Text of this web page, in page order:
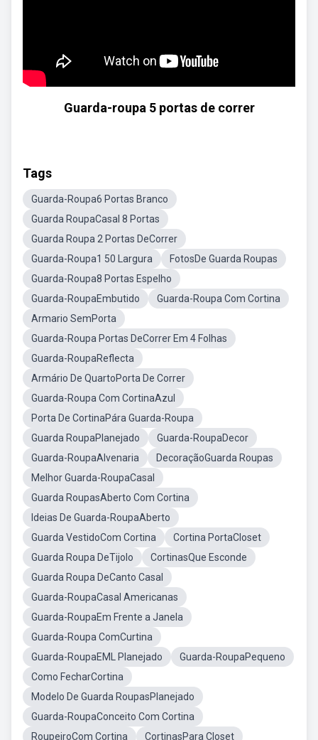
Guarda-roupa 5 portas de correr
Tags
Guarda-Roupa6 Portas Branco
Guarda RoupaCasal 8 Portas
Guarda Roupa 2 Portas DeCorrer
Guarda-Roupa1 50 Largura
FotosDe Guarda Roupas
Guarda-Roupa8 Portas Espelho
Guarda-RoupaEmbutido
Guarda-Roupa Com Cortina
Armario SemPorta
Guarda-Roupa Portas DeCorrer Em 4 Folhas
Guarda-RoupaReflecta
Armário De QuartoPorta De Correr
Guarda-Roupa Com CortinaAzul
Porta De CortinaPára Guarda-Roupa
Guarda RoupaPlanejado
Guarda-RoupaDecor
Guarda-RoupaAlvenaria
DecoraçãoGuarda Roupas
Melhor Guarda-RoupaCasal
Guarda RoupasAberto Com Cortina
Ideias De Guarda-RoupaAberto
Guarda VestidoCom Cortina
Cortina PortaCloset
Guarda Roupa DeTijolo
CortinasQue Esconde
Guarda Roupa DeCanto Casal
Guarda-RoupaCasal Americanas
Guarda-RoupaEm Frente a Janela
Guarda-Roupa ComCurtina
Guarda-RoupaEML Planejado
Guarda-RoupaPequeno
Como FecharCortina
Modelo De Guarda RoupasPlanejado
Guarda-RoupaConceito Com Cortina
RoupeiroCom Cortina
CortinasPara Closet